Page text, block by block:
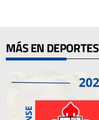
MÁS EN DEPORTES